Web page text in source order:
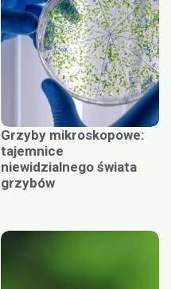
Grzyby mikroskopowe:
tajemnice
niewidzialnego świata
grzybów